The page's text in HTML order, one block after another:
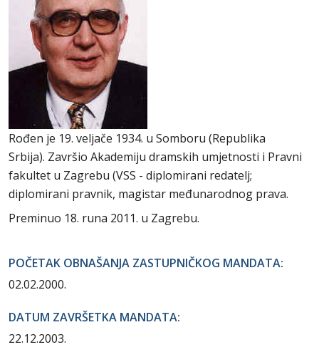
Rođen je 19. veljače 1934. u Somboru (Republika
Srbija). Završio Akademiju dramskih umjetnosti i Pravni
fakultet u Zagrebu (VSS - diplomirani redatelj;
diplomirani pravnik, magistar međunarodnog prava.
Preminuo 18. runa 2011. u Zagrebu.
POČETAK OBNAŠANJA ZASTUPNIČKOG MANDATA:
02.02.2000.
DATUM ZAVRŠETKA MANDATA:
22.12.2003.